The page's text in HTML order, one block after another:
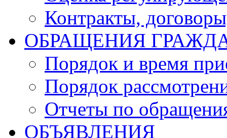
Контракты,
ОБРАЩЕНИЯ
Порядок и время
Порядок
Отчеты по
ОБЪЯВЛЕНИЯ